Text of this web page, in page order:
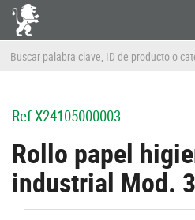
RefX24105000003
Rollo papel
industrial Mod.